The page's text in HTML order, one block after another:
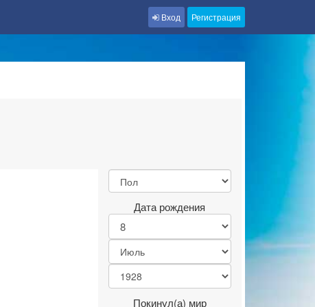
Вход Регистрация
Дата рождения
Покинул(а) мир